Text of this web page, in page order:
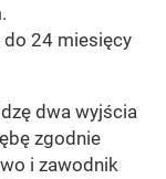
do 24 miesięcy
dwa wyjścia
zgodnie
i zawodnik